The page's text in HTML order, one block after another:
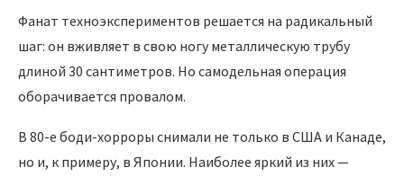
Фанат техноэкспериментов решается на радикальный
шаг: он вживляет в свою ногу металлическую трубу
длиной 30 сантиметров. Но самодельная операция
оборачивается провалом.
В 80-е боди-хорроры снимали не только в США и Канаде,
но и, к примеру, в Японии. Наиболее яркий из них —